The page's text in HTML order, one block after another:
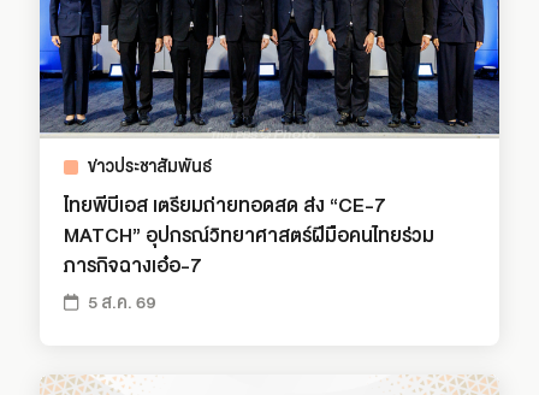
ข่าวประชาสัมพันธ์
ไทยพีบีเอส เตรียมถ่ายทอดสด ส่ง “CE-7
MATCH” อุปกรณ์วิทยาศาสตร์ฝีมือคนไทยร่วม
ภารกิจฉางเอ๋อ-7
5 ส.ค. 69